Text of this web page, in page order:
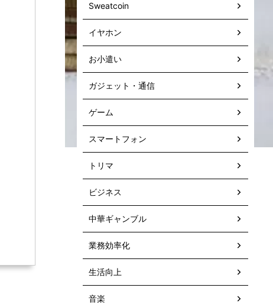
Sweatcoin
イヤホン
お小遣い
ガジェット・通信
ゲーム
スマートフォン
トリマ
ビジネス
中華ギャンブル
業務効率化
生活向上
音楽